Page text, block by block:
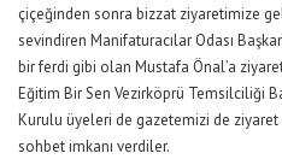
çiçeğinden sonra bizzat ziyaretimize
sevindiren Manifaturacılar Odası
bir ferdi gibi olan Mustafa Önal’a
Eğitim Bir Sen Vezirköprü Temsilciliği
Kurulu üyeleri de gazetemizi de
sohbet imkanı verdiler.